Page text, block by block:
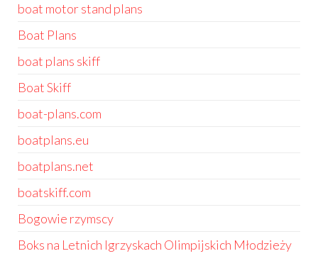
boat motor stand plans
Boat Plans
boat plans skiff
Boat Skiff
boat-plans.com
boatplans.eu
boatplans.net
boatskiff.com
Bogowie rzymscy
Boks na Letnich Igrzyskach Olimpijskich Młodzieży